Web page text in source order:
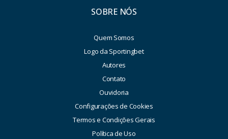
SOBRE NÓS
Quem Somos
Logo da Sportingbet
Autores
Contato
Ouvidoria
Configurações de Cookies
Termos e Condições Gerais
Política de Uso